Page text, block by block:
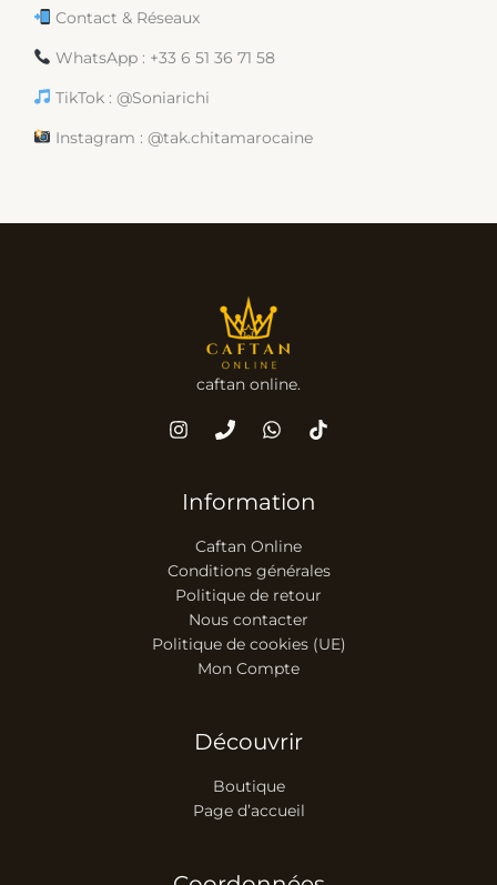
Contact & Réseaux
WhatsApp : +33 6 51 36 71 58
TikTok : @Soniarichi
Instagram : @tak.chitamarocaine
caftan online.
Information
Caftan Online
Conditions générales
Politique de retour
Nous contacter
Politique de cookies (UE)
Mon Compte
Découvrir
Boutique
Page d’accueil